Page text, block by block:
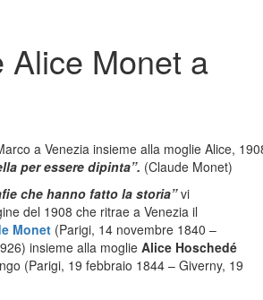
Alice Monet a
a Venezia insieme alla moglie Alice,
per essere dipinta”. (Claude Monet)
che hanno fatto la storia”vi
del 1908 che ritrae a Venezia il
Monet (Parigi, 14 novembre 1840 –
insieme alla moglie Alice Hoschedé
(Parigi, 19 febbraio 1844 – Giverny, 19